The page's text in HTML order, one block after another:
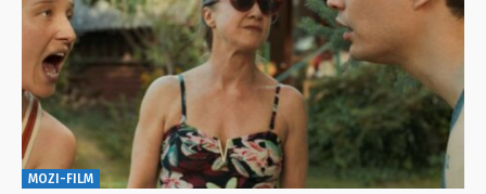
MOZI-FILM